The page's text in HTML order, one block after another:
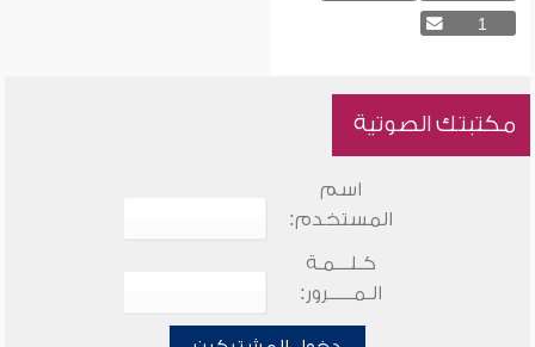
1
مكتبتك الصوتية
اسم
المستخدم:
كـلـــمـة
الـمـــــرور: